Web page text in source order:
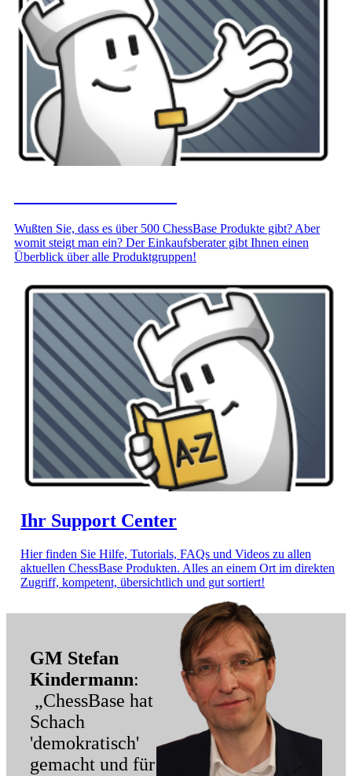
Mehr...
Wußten Sie, dass es über 500 ChessBase Produkte gibt? Aber
womit steigt man ein? Der Einkaufsberater gibt Ihnen einen
Überblick über alle Produktgruppen!
Ihr Support Center
Hier finden Sie Hilfe, Tutorials, FAQs und Videos zu allen
aktuellen ChessBase Produkten. Alles an einem Ort im direkten
Zugriff, kompetent, übersichtlich und gut sortiert!
GM Stefan
Kindermann:
„ChessBase hat
Schach
'demokratisch'
gemacht und für